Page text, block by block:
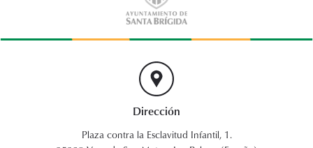
Dirección
Plaza contra la Esclavitud Infantil, 1.